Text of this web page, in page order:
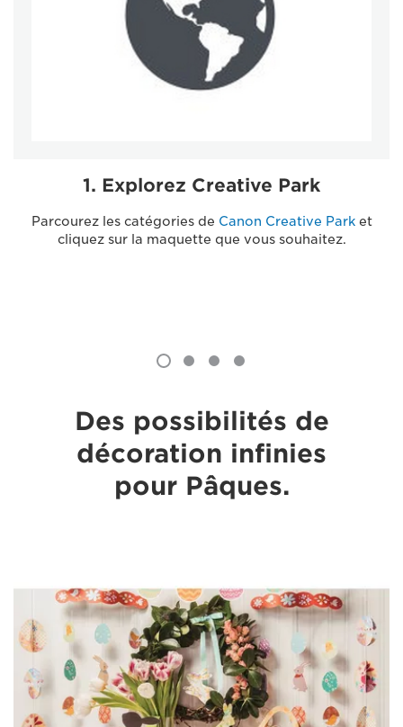
1. Explorez Creative Park
Parcourez les catégories de Canon Creative Parket
cliquez sur la maquette que vous souhaitez.
Des possibilités de
décoration infinies
pour Pâques.